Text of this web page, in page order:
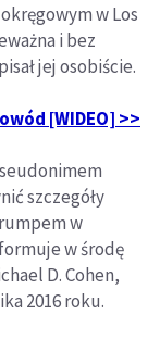
w Los
i bez
jej osobiście.
[WIDEO] >>
szczegóły
w
w środę
D. Cohen,
2016 roku.